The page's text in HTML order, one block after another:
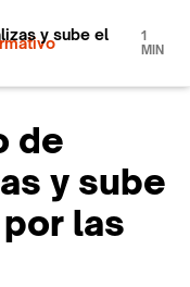
y sube el
1
MIN
de
y sube
las